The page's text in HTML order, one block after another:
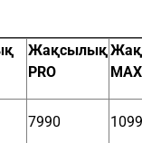
Жақсылық
PRO
MAX
7990